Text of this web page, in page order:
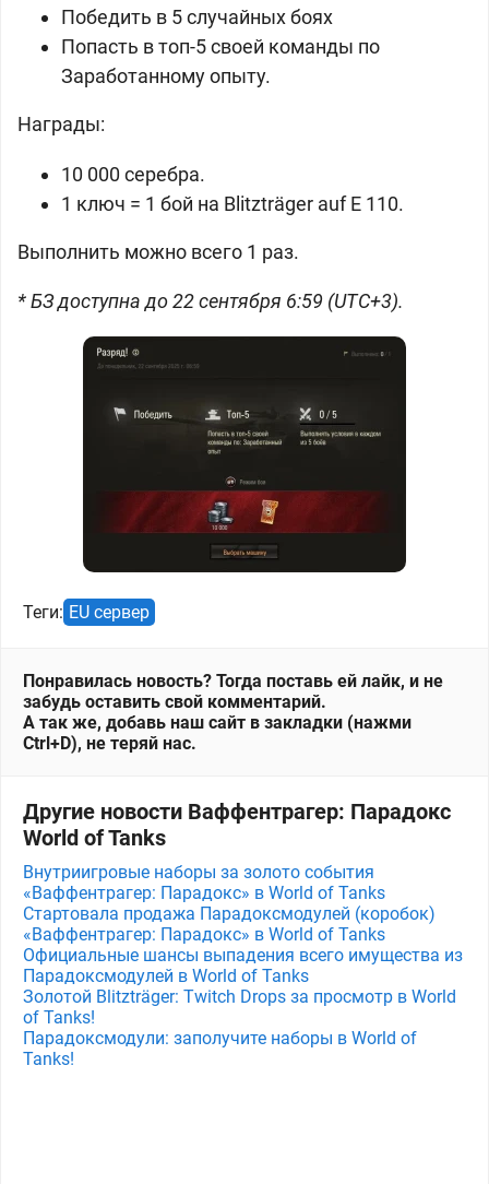
Победить в 5 случайных боях
Попасть в топ-5 своей команды по
Заработанному опыту.
Награды:
10 000 серебра.
1 ключ = 1 бой на Blitzträger auf E 110.
Выполнить можно всего 1 раз.
* БЗ доступна до 22 сентября 6:59 (UTC+3).
Теги: EU сервер
Понравилась новость? Тогда поставь ей лайк, и не
забудь оставить свой комментарий.
А так же, добавь наш сайт в закладки (нажми
Ctrl+D), не теряй нас.
Другие новости Ваффентрагер: Парадокс
World of Tanks
Внутриигровые наборы за золото события
«Ваффентрагер: Парадокс» в World of Tanks
Стартовала продажа Парадоксмодулей (коробок)
«Ваффентрагер: Парадокс» в World of Tanks
Официальные шансы выпадения всего имущества из
Парадоксмодулей в World of Tanks
Золотой Blitzträger: Twitch Drops за просмотр в World
of Tanks!
Парадоксмодули: заполучите наборы в World of
Tanks!